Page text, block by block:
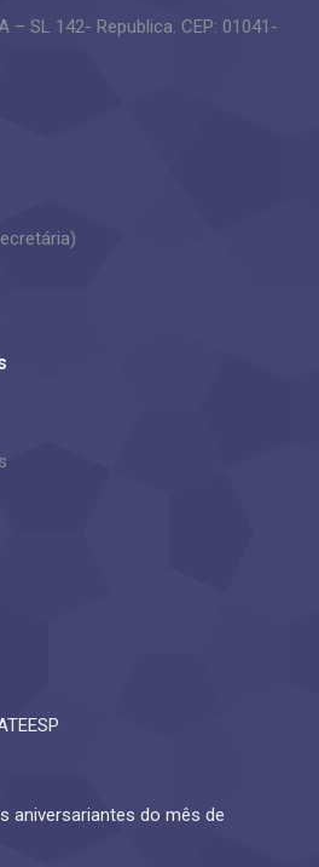
– SL 142- Republica. CEP: 01041-
aniversariantes do mês de